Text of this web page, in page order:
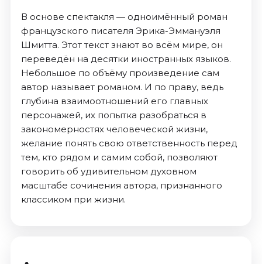
В основе спектакля — одноимённый роман
французского писателя Эрика-Эммануэля
Шмитта. Этот текст знают во всём мире, он
переведён на десятки иностранных языков.
Небольшое по объёму произведение сам
автор называет романом. И по праву, ведь
глубина взаимоотношений его главных
персонажей, их попытка разобраться в
закономерностях человеческой жизни,
желание понять свою ответственность перед
тем, кто рядом и самим собой, позволяют
говорить об удивительном духовном
масштабе сочинения автора, признанного
классиком при жизни.